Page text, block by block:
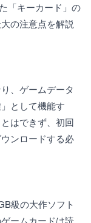
「キーカード」の
の注意点を解説
、ゲームデータ
として機能す
はできず、初回
ンロードする必
級の大作ソフト
ームカードは読